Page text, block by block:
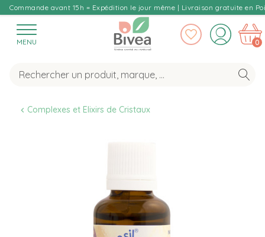
Commande avant 15h = Expédition le jour même | Livraison gratuite en
MENU 0
Complexes et Elixirs de Cristaux